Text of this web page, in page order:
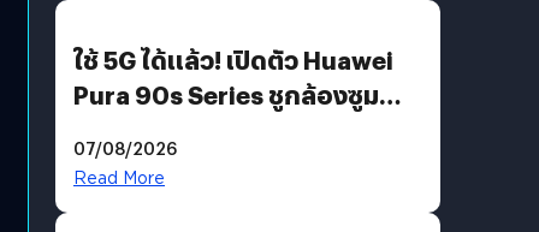
ใช้ 5G ได้แล้ว! เปิดตัว Huawei
Pura 90s Series ชูกล้องซูม
07/08/2026
Read More